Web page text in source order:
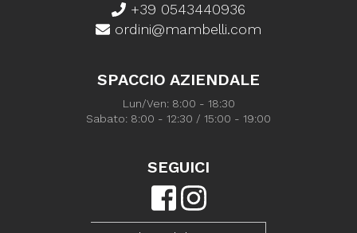
+39 0543440936
ordini@mambelli.com
SPACCIO AZIENDALE
Lun/Ven: 8:00 - 18:30
Sabato: 8:00 - 12:30 / 15:00 - 19:00
SEGUICI